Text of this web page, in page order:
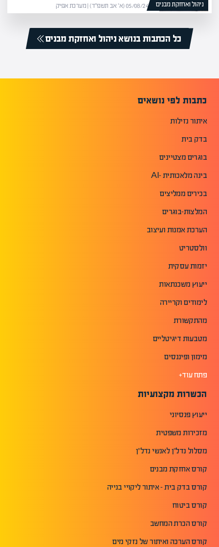
ניהול ואחזקת מבנים 05/08/24 (א׳ אב תשפ״ד) | מערכת אפיק
כל הכתבות בנושא ניהול ואחזקת מבנים
כתבות לפי נושאים
איתור נזילות
בדק בית
בוגרים מצטיינים
בינה מלאכותית -AI
בכירים ממליצים
המלצות-בוגרים
הערכת אמנות ועיצוב
וולסטריט
יזמות עסקית
ייעוץ משכנתאות
לימודים וקריירה
מהתקשורת
מטבעות דיגיטליים
מימון ופיננסים
פתח עוד+
הכשרות מקצועיות
ייעוץ פנסיוני
מזכירות משפטית
מסלול נדל"ן לאנשי נדל"ן
קורס אחזקת מבנים
קורס בדק בית - איתור ליקויי בנייה
קורס ביטוח
קורס הכרת המחשב
קורס הערכה ואיתור של נזקי מים